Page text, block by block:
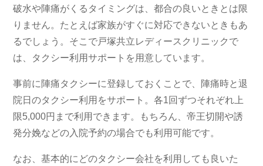
破水や陣痛がくるタイミングは、都合の良いときとは限
りません。たとえば家族がすぐに対応できないときもあ
るでしょう。そこで戸塚共立レディースクリニックで
は、タクシー利用サポートを用意しています。
事前に陣痛タクシーに登録しておくことで、陣痛時と退
院日のタクシー利用をサポート。各1回ずつそれぞれ上
限5,000円まで利用できます。もちろん、帝王切開や誘
発分娩などの入院予約の場合でも利用可能です。
なお、基本的にどのタクシー会社を利用しても良いた